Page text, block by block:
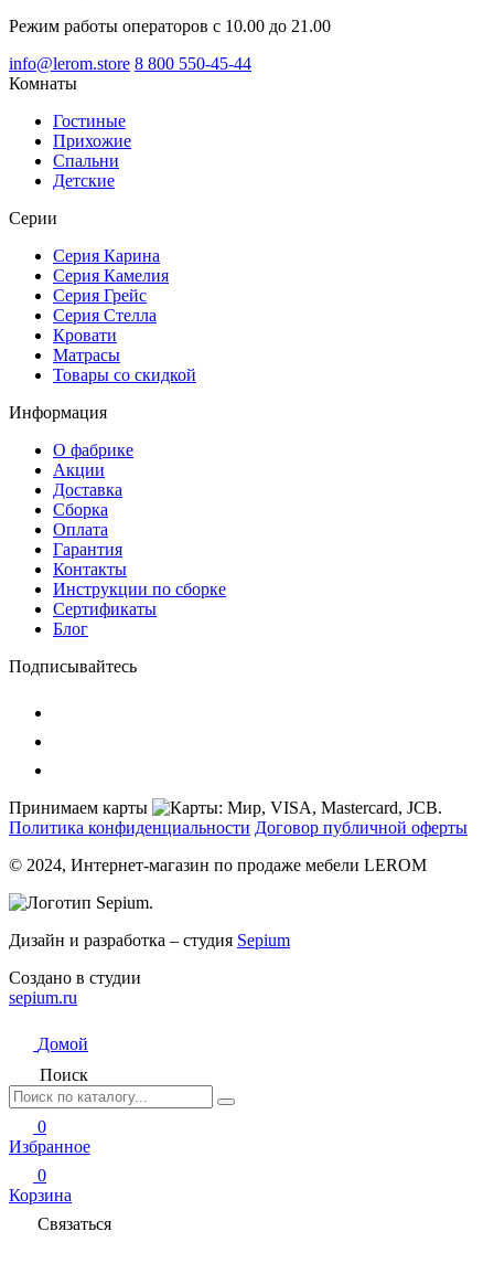
Режим работы операторов с 10.00 до 21.00
info@lerom.store 8 800 550-45-44
Комнаты
Гостиные
Прихожие
Спальни
Детские
Серии
Серия Карина
Серия Камелия
Серия Грейс
Серия Стелла
Кровати
Матрасы
Товары со скидкой
Информация
О фабрике
Акции
Доставка
Сборка
Оплата
Гарантия
Контакты
Инструкции по сборке
Сертификаты
Блог
Подписывайтесь
Принимаем карты
Политика конфиденциальности Договор публичной оферты
© 2024, Интернет-магазин по продаже мебели LEROM
Дизайн и разработка – студия Sepium
Создано в студии
sepium.ru
Домой
Поиск
0
Избранное
0
Корзина
Связаться